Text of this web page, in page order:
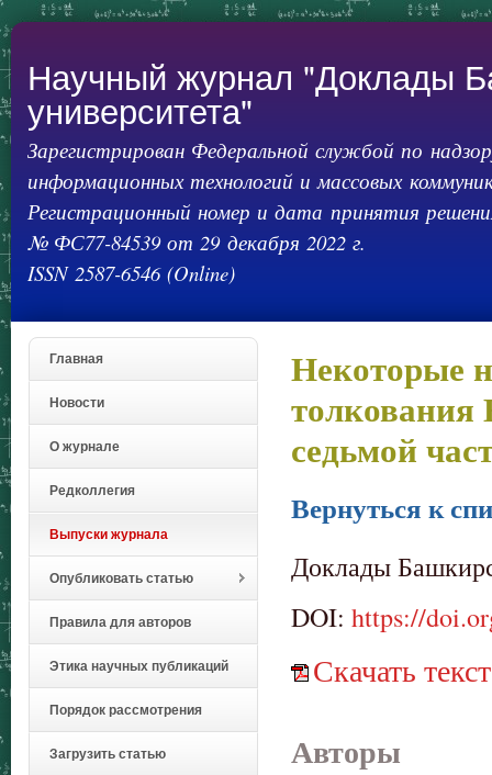
Научный журнал "Доклады
университета"
Зарегистрирован Федеральной службой по
информационных технологий и массовых
Регистрационный номер и дата принятия
№ ФС77-84539 от 29 декабря 2022 г.
ISSN 2587-6546 (Online)
Главная
Новости
О журнале
Редколлегия
Выпуски журнала
Опубликовать статью
Правила для авторов
Этика научных публикаций
Порядок рассмотрения
Загрузить статью
Некоторые
седьмой
Вернуться к
Доклады
DOI: https://
Скачать
Авторы